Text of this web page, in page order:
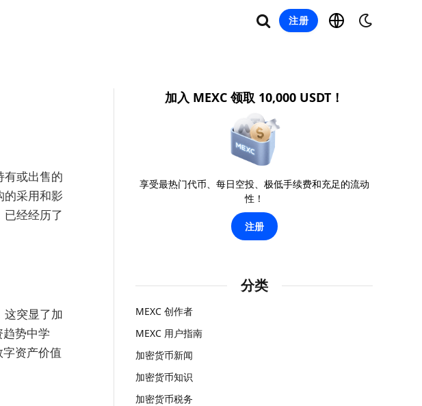
注册
有或出售的
的采用和影
经经历了
这突显了加
势中学
资产价值
加入 MEXC 领取 10,000 USDT！
享受最热门代币、每日空投、极低手续费和充足的流动
性！
注册
分类
MEXC 创作者
MEXC 用户指南
加密货币新闻
加密货币知识
加密货币税务